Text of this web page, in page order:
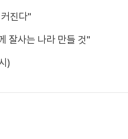
진다"
잘사는 나라 만들 것"
)